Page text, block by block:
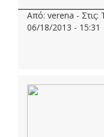
Από: verena - Στις:
06/18/2013 - 15:31